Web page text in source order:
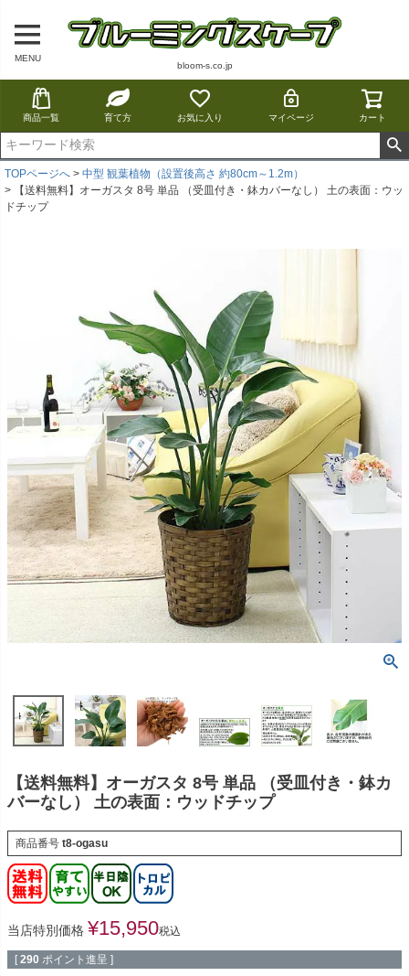
MENU
bloom-s.co.jp
商品一覧 育て方 お気に入り マイページ カート
TOPページへ
中型 観葉植物（設置後高さ 約80cm～1.2m）
【送料無料】オーガスタ 8号 単品 （受皿付き・鉢カバーなし） 土の表面：ウッ
ドチップ
【送料無料】オーガスタ 8号 単品 （受皿付き・鉢カ
バーなし） 土の表面：ウッドチップ
商品番号 t8-ogasu
当店特別価格 ¥15,950税込
[ 290 ポイント進呈 ]